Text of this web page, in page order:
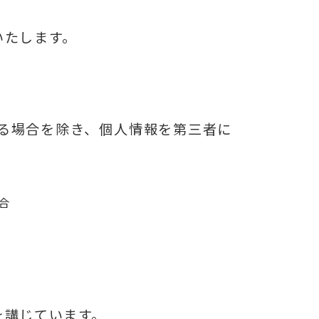
します。
場合を除き、個人情報を第三者に
じています。